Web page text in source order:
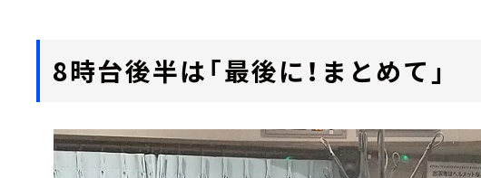
8時台後半は「最後に！まとめて」